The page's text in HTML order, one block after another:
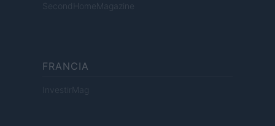
SecondHomeMagazine
FRANCIA
InvestirMag